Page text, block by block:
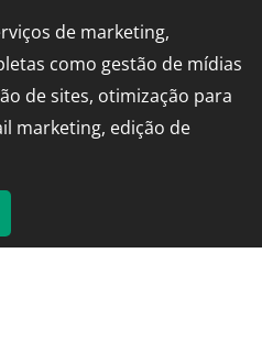
de marketing,
como gestão de mídias
de sites, otimização para
marketing, edição de